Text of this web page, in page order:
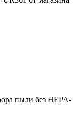
пыли без HEPA-